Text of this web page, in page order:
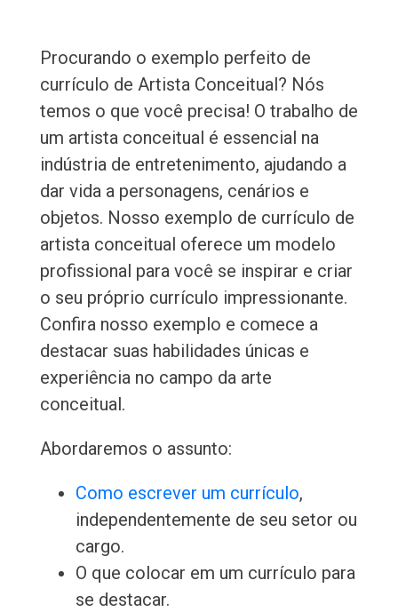
Procurando o exemplo perfeito de
currículo de Artista Conceitual? Nós
temos o que você precisa! O trabalho de
um artista conceitual é essencial na
indústria de entretenimento, ajudando a
dar vida a personagens, cenários e
objetos. Nosso exemplo de currículo de
artista conceitual oferece um modelo
profissional para você se inspirar e criar
o seu próprio currículo impressionante.
Confira nosso exemplo e comece a
destacar suas habilidades únicas e
experiência no campo da arte
conceitual.
Abordaremos o assunto:
Como escrever um currículo,
independentemente de seu setor ou
cargo.
O que colocar em um currículo para
se destacar.